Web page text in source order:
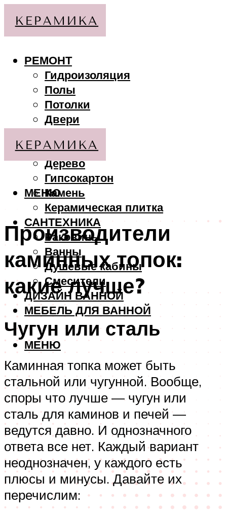
РЕМОНТ
Гидроизоляция
Полы
Потолки
Двери
МАТЕРИАЛЫ
Дерево
Гипсокартон
Камень
Керамическая плитка
САНТЕХНИКА
Раковины
Ванны
Душевые кабины
Смесители
ДИЗАЙН ВАННОЙ
МЕБЕЛЬ ДЛЯ ВАННОЙ
МЕНЮ
МЕНЮ
Производители
каминных топок:
какие лучше?
Чугун или сталь
Каминная топка может быть
стальной или чугунной. Вообще,
споры что лучше — чугун или
сталь для каминов и печей —
ведутся давно. И однозначного
ответа все нет. Каждый вариант
неоднозначен, у каждого есть
плюсы и минусы. Давайте их
перечислим: